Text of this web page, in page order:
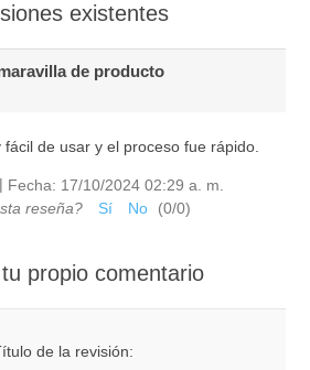
existentes
de producto
de usar y el proceso fue rápido.
| Fecha: 17/10/2024 02:29 a. m.
reseña?
Sí No (0/0)
propio comentario
de la revisión: